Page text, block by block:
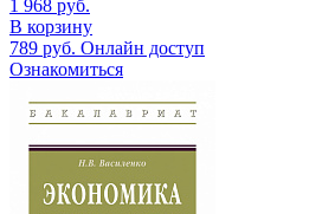
1 968 руб.
В корзину
789 руб. Онлайн доступ
Ознакомиться